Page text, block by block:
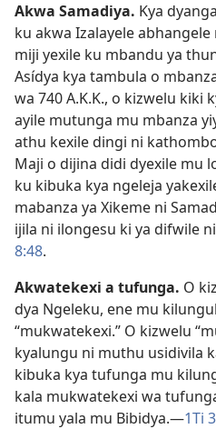
Akwa Samadiya. Kya
ku akwa Izalayele
miji yexile ku mbandu ya
Asídya kya tambula o
wa 740 A.K.K., o kizwelu kiki
ayile mutunga mu mbanza
athu kexile dingi ni
Maji o dijina didi dyexile mu
ku kibuka kya ngeleja
mabanza ya Xikeme ni
ijila ni ilongesu ki ya difwile
8:48.
Akwatekexi a tufunga. O
dya Ngeleku, ene mu
“mukwatekexi.” O kizwelu
kyalungu ni muthu usidivila
kibuka kya tufunga mu
kala mukwatekexi wa
itumu yala mu Bibidya.—1Ti